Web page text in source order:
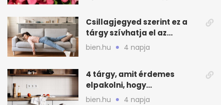
Csillagjegyed szerint ez a
tárgy szívhatja el az
otthonod energiáját
bien.hu 4 napja
4 tárgy, amit érdemes
elpakolni, hogy
hűvösebbnek tűnjön a lakás
bien.hu 4 napja